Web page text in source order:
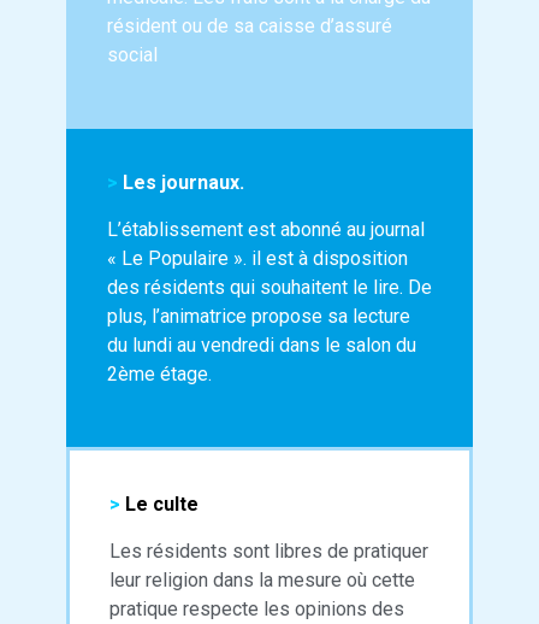
résident ou de sa caisse d’assuré
social
> Les journaux.
L’établissement est abonné au journal
« Le Populaire ». il est à disposition
des résidents qui souhaitent le lire. De
plus, l’animatrice propose sa lecture
du lundi au vendredi dans le salon du
2ème étage.
> Le culte
Les résidents sont libres de pratiquer
leur religion dans la mesure où cette
pratique respecte les opinions des